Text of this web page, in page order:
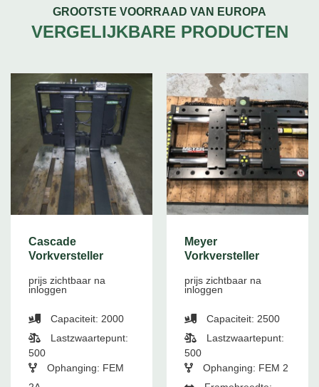
GROOTSTE VOORRAAD VAN EUROPA
VERGELIJKBARE PRODUCTEN
Cascade
Vorkversteller
prijs zichtbaar na
inloggen
Capaciteit: 2000
Lastzwaartepunt:
500
Ophanging: FEM
Meyer
Vorkversteller
prijs zichtbaar na
inloggen
Capaciteit: 2500
Lastzwaartepunt:
500
Ophanging: FEM 2